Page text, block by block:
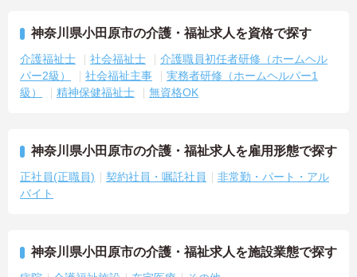
神奈川県小田原市の介護・福祉求人を資格で探す
介護福祉士 社会福祉士
介護職員初任者研修（ホームヘル
パー2級）
社会福祉主事
実務者研修（ホームヘルパー1
級）
精神保健福祉士 無資格OK
神奈川県小田原市の介護・福祉求人を雇用形態で探す
正社員(正職員) 契約社員・嘱託社員
非常勤・パート・アル
バイト
神奈川県小田原市の介護・福祉求人を施設業態で探す